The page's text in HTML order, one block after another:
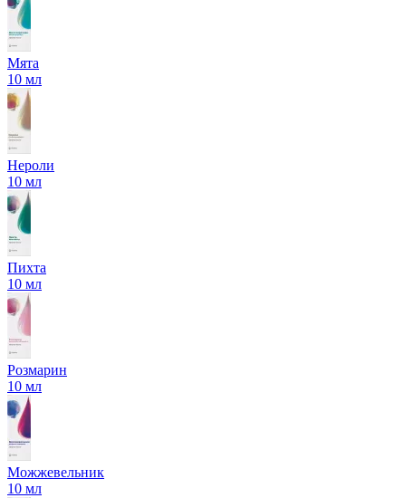
Мята
10 мл
Нероли
10 мл
Пихта
10 мл
Розмарин
10 мл
Можжевельник
10 мл